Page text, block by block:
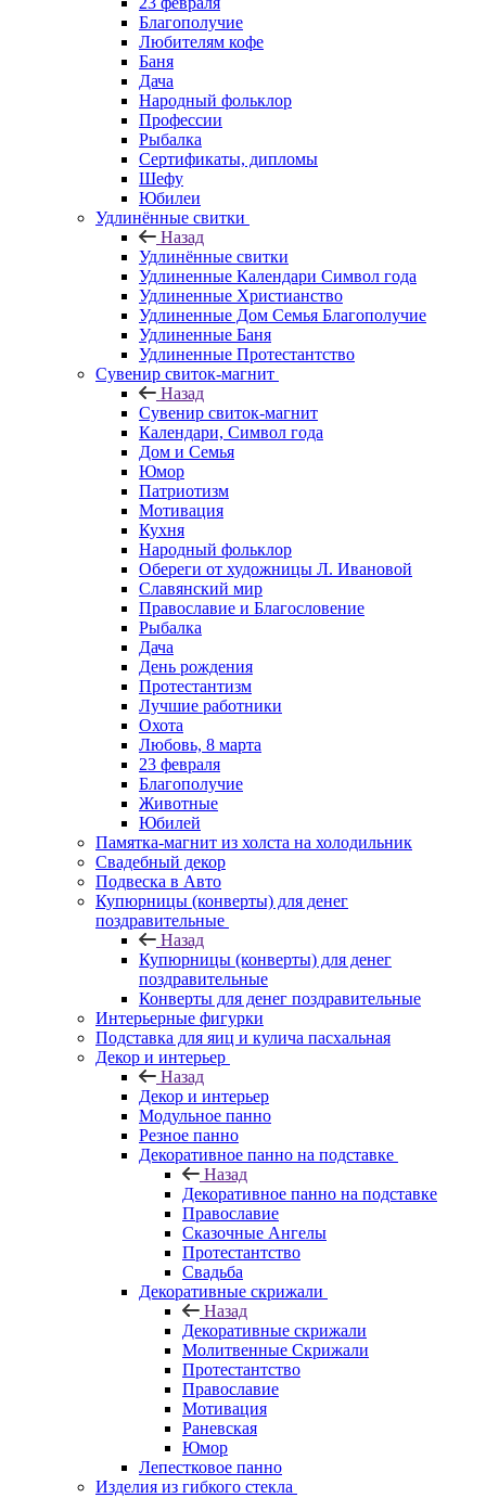
Благополучие
Любителям кофе
Баня
Дача
Народный фольклор
Профессии
Рыбалка
Сертификаты, дипломы
Шефу
Юбилеи
Удлинённые свитки
Назад
Удлинённые свитки
Удлиненные Календари Символ года
Удлиненные Христианство
Удлиненные Дом Семья Благополучие
Удлиненные Баня
Удлиненные Протестантство
Сувенир свиток-магнит
Назад
Сувенир свиток-магнит
Календари, Символ года
Дом и Семья
Юмор
Патриотизм
Мотивация
Кухня
Народный фольклор
Обереги от художницы Л. Ивановой
Славянский мир
Православие и Благословение
Рыбалка
Дача
День рождения
Протестантизм
Лучшие работники
Охота
Любовь, 8 марта
23 февраля
Благополучие
Животные
Юбилей
Памятка-магнит из холста на холодильник
Свадебный декор
Подвеска в Авто
Купюрницы (конверты) для денег
поздравительные
Назад
Купюрницы (конверты) для денег
поздравительные
Конверты для денег поздравительные
Интерьерные фигурки
Подставка для яиц и кулича пасхальная
Декор и интерьер
Назад
Декор и интерьер
Модульное панно
Резное панно
Декоративное панно на подставке
Назад
Декоративное панно на подставке
Православие
Сказочные Ангелы
Протестантство
Свадьба
Декоративные скрижали
Назад
Декоративные скрижали
Молитвенные Скрижали
Протестантство
Православие
Мотивация
Раневская
Юмор
Лепестковое панно
Изделия из гибкого стекла